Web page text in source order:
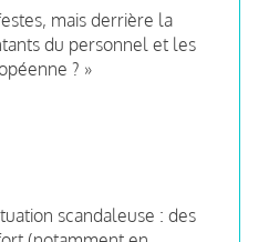
mais derrière la
du personnel et les
? »
scandaleuse : des